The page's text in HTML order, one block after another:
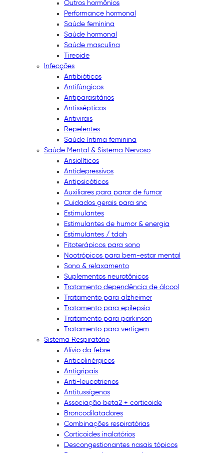
Outros hormônios
Performance hormonal
Saúde feminina
Saúde hormonal
Saúde masculina
Tireoide
Infecções
Antibióticos
Antifúngicos
Antiparasitários
Antissépticos
Antivirais
Repelentes
Saúde íntima feminina
Saúde Mental & Sistema Nervoso
Ansiolíticos
Antidepressivos
Antipsicóticos
Auxiliares para parar de fumar
Cuidados gerais para snc
Estimulantes
Estimulantes de humor & energia
Estimulantes / tdah
Fitoterápicos para sono
Nootrópicos para bem-estar mental
Sono & relaxamento
Suplementos neurotônicos
Tratamento dependência de álcool
Tratamento para alzheimer
Tratamento para epilepsia
Tratamento para parkinson
Tratamento para vertigem
Sistema Respiratório
Alívio da febre
Anticolinérgicos
Antigripais
Anti-leucotrienos
Antitussígenos
Associação beta2 + corticoide
Broncodilatadores
Combinações respiratórias
Corticoides inalatórios
Descongestionantes nasais tópicos